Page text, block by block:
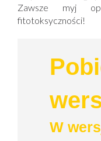
Zawsze myj
fitotoksyczności!